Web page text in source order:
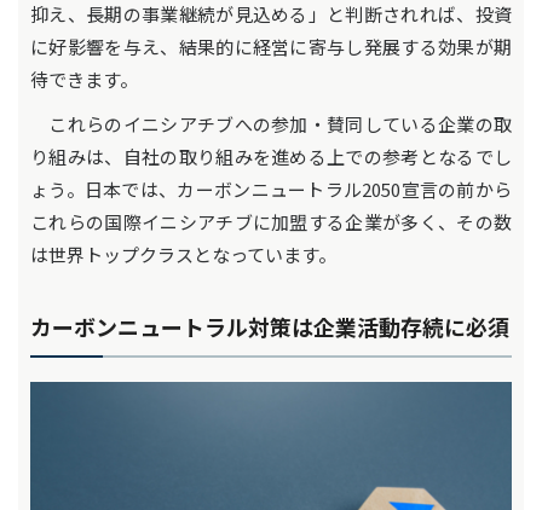
抑え、長期の事業継続が見込める」と判断されれば、投資
に好影響を与え、結果的に経営に寄与し発展する効果が期
待できます。
これらのイニシアチブへの参加・賛同している企業の取
り組みは、自社の取り組みを進める上での参考となるでし
ょう。日本では、カーボンニュートラル2050宣言の前から
これらの国際イニシアチブに加盟する企業が多く、その数
は世界トップクラスとなっています。
カーボンニュートラル対策は企業活動存続に必須